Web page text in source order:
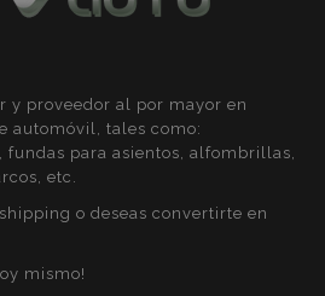
y proveedor al por mayor en
automóvil, tales como:
fundas para asientos, alfombrillas,
etc.
o deseas convertirte en
mismo!
Cookies de
necesarias
de preferencias